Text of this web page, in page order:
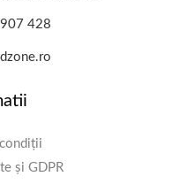
428
condiții
și GDPR